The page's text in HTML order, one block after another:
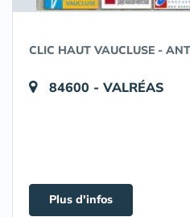
CLIC HAUT VAUCLUSE -
84600 - VALRÉAS
Plus d'infos